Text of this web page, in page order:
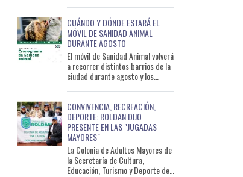
CUÁNDO Y DÓNDE ESTARÁ EL
MÓVIL DE SANIDAD ANIMAL
DURANTE AGOSTO
El móvil de Sanidad Animal volverá
a recorrer distintos barrios de la
ciudad durante agosto y los
CONVIVENCIA, RECREACIÓN,
DEPORTE: ROLDAN DIJO
PRESENTE EN LAS "JUGADAS
MAYORES"
La Colonia de Adultos Mayores de
la Secretaría de Cultura,
Educación, Turismo y Deporte de